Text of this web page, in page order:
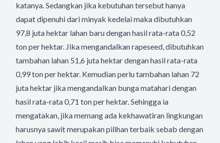
katanya. Sedangkan jika kebutuhan tersebut hanya
dapat dipenuhi dari minyak kedelai maka dibutuhkan
97,8 juta hektar lahan baru dengan hasil rata-rata 0,52
ton per hektar. Jika mengandalkan rapeseed, dibutuhkan
tambahan lahan 51,6 juta hektar dengan hasil rata-rata
0,99 ton per hektar. Kemudian perlu tambahan lahan 72
juta hektar jika mengandalkan bunga matahari dengan
hasil rata-rata 0,71 ton per hektar. Sehingga ia
mengatakan, jika memang ada kekhawatiran lingkungan
harusnya sawit merupakan pilihan terbaik sebab dengan